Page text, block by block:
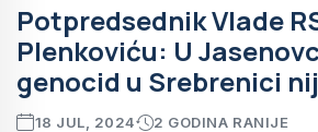
Potpredsednik Vlade
Plenkoviću: U
genocid u Srebrenici
18 JUL, 2024 2 GODINA RANIJE